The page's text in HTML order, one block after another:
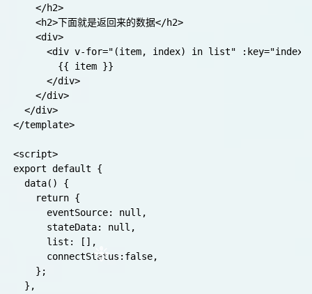
    </h2>
    <h2>下面就是返回来的数据</h2>
    <div>
<div v-for="(item, index) in list"
        {{ item }}
      </div>
    </div>
  </div>
</template>
<script>
export default {
  data() {
    return {
      eventSource: null,
      stateData: null,
      list: [],
      connectStatus:false,
    };
  },